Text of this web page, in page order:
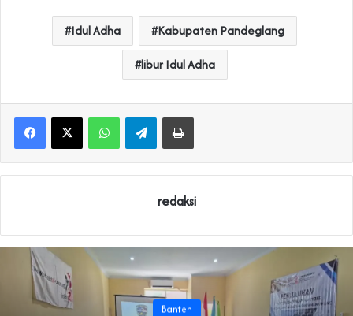
Idul Adha Kabupaten Pandeglang
libur Idul Adha
WhatsAppTelegramPrint
redaksi
Banten